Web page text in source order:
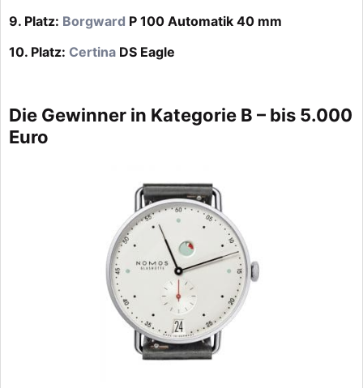
9. Platz: Borgward P 100 Automatik 40 mm
10. Platz: Certina DS Eagle
Die Gewinner in Kategorie B – bis 5.000
Euro